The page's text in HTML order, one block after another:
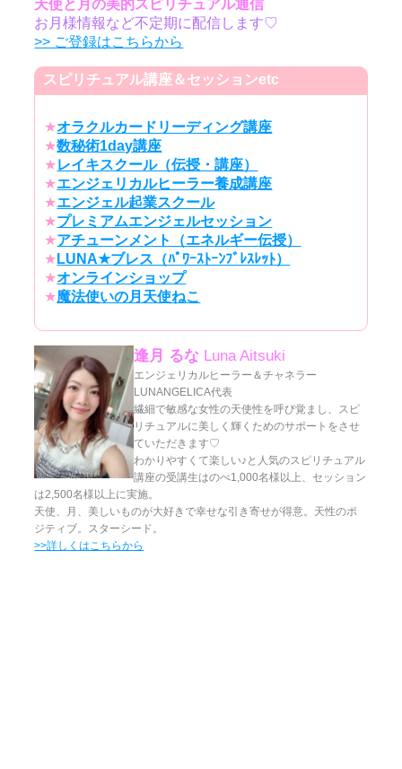
天使と月の美的スピリチュアル通信
お月様情報など不定期に配信します♡
>> ご登録はこちらから
スピリチュアル講座＆セッションetc
★オラクルカードリーディング講座
★数秘術1day講座
★レイキスクール（伝授・講座）
★エンジェリカルヒーラー養成講座
★エンジェル起業スクール
★プレミアムエンジェルセッション
★アチューンメント（エネルギー伝授）
★ LUNA★ブレス（ﾊﾟﾜｰｽﾄｰﾝﾌﾞﾚｽﾚｯﾄ）
★オンラインショップ
★魔法使いの月天使ねこ
逢月 るな Luna Aitsuki
エンジェリカルヒーラー＆チャネラー
LUNANGELICA代表
繊細で敏感な女性の天使性を呼び覚まし、スピ
リチュアルに美しく輝くためのサポートをさせ
ていただきます♡
わかりやすくて楽しい♪と人気のスピリチュアル
講座の受講生はのべ1,000名様以上、セッション
は2,500名様以上に実施。
天使、月、美しいものが大好きで幸せな引き寄せが得意。天性のポ
ジティブ。スターシード。
>>詳しくはこちらから